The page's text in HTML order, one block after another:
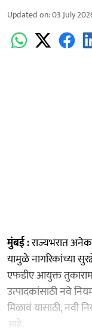
Updated on:03 July
मुंबई :राज्यभरात
यामुळे नागरिकांच्या
एफडीए आयुक्त
उत्पादकांसाठी नवे
मिळावं यासाठी, नवी
आहे.